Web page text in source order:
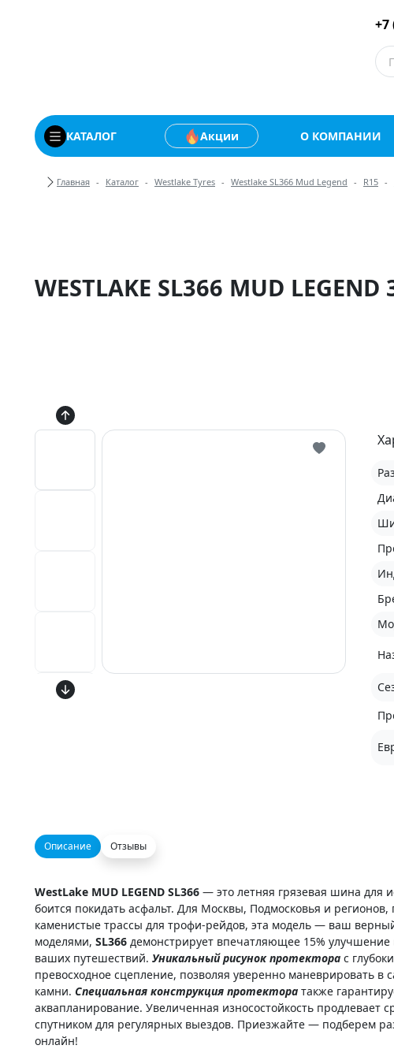
Купить +7
КАТАЛОГ Акции О КОМПАНИИ
Хлебные крошки
Главная Каталог Westlake Tyres Westlake SL366 Mud Legend R15
WESTLAKE SL366 MUD
Описание Отзывы
WestLake MUD LEGEND SL366 — это летняя грязевая шина для
боится покидать асфальт. Для Москвы, Подмосковья и
каменистые трассы для трофи-рейдов, эта модель — ваш
моделями, SL366 демонстрирует впечатляющее 15%
ваших путешествий. Уникальный рисунок протектора с
превосходное сцепление, позволяя уверенно маневрировать в
камни. Специальная конструкция протектора также
аквапланирование. Увеличенная износостойкость
спутником для регулярных выездов. Приезжайте — подберем
онлайн!